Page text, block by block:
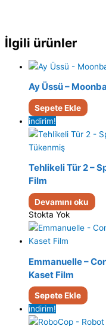
İlgili ürünler
Ay Üssü –
Sepete Ekle
indirim!
Tükenmiş
Tehlikeli Tür 2 –
Film
Devamını oku
Stokta Yok
Emmanuelle –
Kaset Film
Sepete Ekle
indirim!